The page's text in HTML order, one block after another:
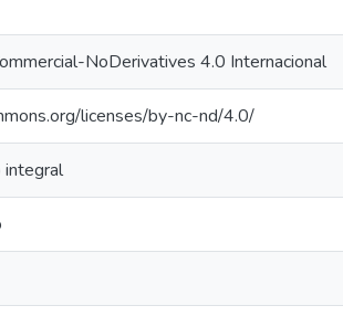
NoDerivatives 4.0 Internacional
licenses/by-nc-nd/4.0/
integral